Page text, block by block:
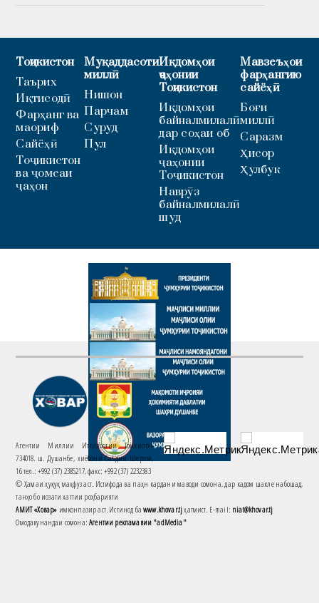
Тоҷикистон
Таърих
Иқтисодӣ
Фарҳанг ва
маориф
Сайёҳӣ
Тоҷикистон
ва ҷомеаи
ҷаҳон
Муқаддасоти
миллӣ
Нишон
Парчам
Суруд
Пул
Иқдомҳои
ҷаҳонии
Тоҷикистон
Иқдомҳои
байналмилалӣ
дар соҳаи об
Иқдомҳои
ҷаҳонии
Тоҷикистон
Наврӯз
байналмилалӣ
шуд
Мавзеъҳои
фарҳангию
сайёҳӣ
Боғи
миллӣ
Саразм
Ҳисор
Ҳулбук
Агентии Миллии Иттилоотии Тоҷикистон
734018. ш. Душанбе, хиёбони Саъдии Шерозӣ,
16 тел.: +992 (37) 2385217, факс: +992 (37) 2232383
© Ҳамаи ҳуқуқ маҳфуз аст. Истифода ва паҳн кардани маводи сомона, дар кадом шакле набошад,
танҳо бо иҷозати хаттии роҳбарияти
АМИТ «Ховар» имконпазир аст. Истинод баwww.khovar.tjҳатмист. E-mail: niat@khovar.tj
Омодакунандаи сомона:Агентии рекламавии "adMedia"